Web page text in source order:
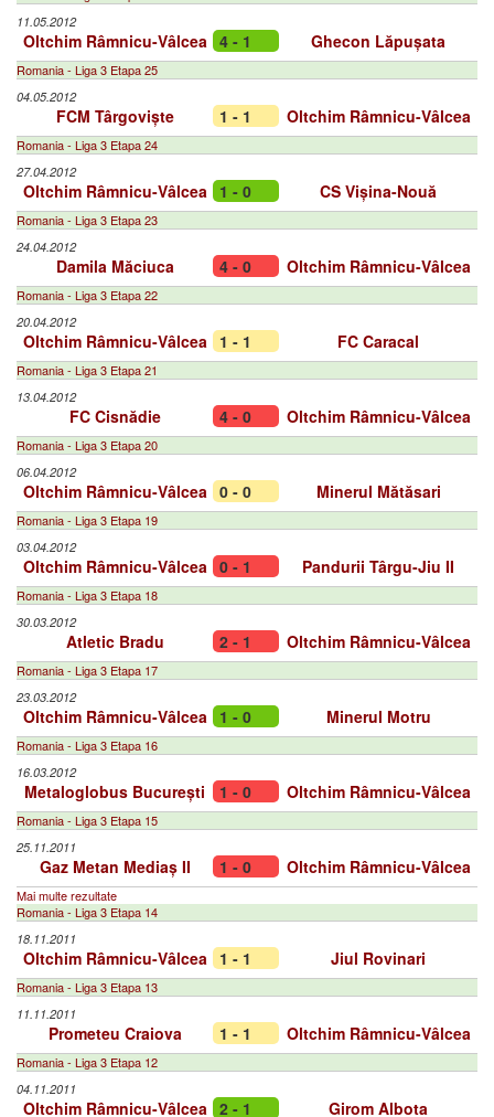
11.05.2012
Oltchim Râmnicu-Vâlcea 4 - 1 Ghecon Lăpușata
Romania - Liga 3 Etapa 25
04.05.2012
FCM Târgoviște 1 - 1 Oltchim Râmnicu-Vâlcea
Romania - Liga 3 Etapa 24
27.04.2012
Oltchim Râmnicu-Vâlcea 1 - 0 CS Vișina-Nouă
Romania - Liga 3 Etapa 23
24.04.2012
Damila Măciuca 4 - 0 Oltchim Râmnicu-Vâlcea
Romania - Liga 3 Etapa 22
20.04.2012
Oltchim Râmnicu-Vâlcea 1 - 1 FC Caracal
Romania - Liga 3 Etapa 21
13.04.2012
FC Cisnădie 4 - 0 Oltchim Râmnicu-Vâlcea
Romania - Liga 3 Etapa 20
06.04.2012
Oltchim Râmnicu-Vâlcea 0 - 0 Minerul Mătăsari
Romania - Liga 3 Etapa 19
03.04.2012
Oltchim Râmnicu-Vâlcea 0 - 1 Pandurii Târgu-Jiu II
Romania - Liga 3 Etapa 18
30.03.2012
Atletic Bradu 2 - 1 Oltchim Râmnicu-Vâlcea
Romania - Liga 3 Etapa 17
23.03.2012
Oltchim Râmnicu-Vâlcea 1 - 0 Minerul Motru
Romania - Liga 3 Etapa 16
16.03.2012
Metaloglobus București 1 - 0 Oltchim Râmnicu-Vâlcea
Romania - Liga 3 Etapa 15
25.11.2011
Gaz Metan Mediaș II 1 - 0 Oltchim Râmnicu-Vâlcea
Mai multe rezultate
Romania - Liga 3 Etapa 14
18.11.2011
Oltchim Râmnicu-Vâlcea 1 - 1 Jiul Rovinari
Romania - Liga 3 Etapa 13
11.11.2011
Prometeu Craiova 1 - 1 Oltchim Râmnicu-Vâlcea
Romania - Liga 3 Etapa 12
04.11.2011
Oltchim Râmnicu-Vâlcea 2 - 1 Girom Albota